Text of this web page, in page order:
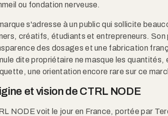
ou fondation nerveuse.
s'adresse à un public qui sollicite
créatifs, étudiants et entrepreneurs. Son
des dosages et une fabrication
dite propriétaire ne masque les
une orientation encore rare sur ce
et vision de CTRL NODE
NODE voit le jour en France, portée par